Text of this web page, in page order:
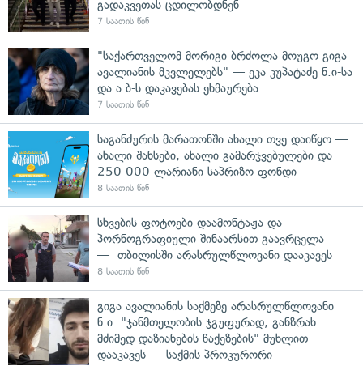
გადაკვეთას ცდილობდნენ
7 საათის წინ
"საქართველომ მორიგი ბრძოლა მოუგო გიგა
ავალიანის მკვლელებს" — ეკა კუპატაძე ნ.ი-სა
და ა.ბ-ს დაკავებას ეხმაურება
7 საათის წინ
საგანძურის მარათონში ახალი თვე დაიწყო —
ახალი შანსები, ახალი გამარჯვებულები და
250 000-ლარიანი საპრიზო ფონდი
8 საათის წინ
სხვების ფოტოები დაამონტაჟა და
პორნოგრაფიული შინაარსით გაავრცელა
— თბილისში არასრულწლოვანი დააკავეს
8 საათის წინ
გიგა ავალიანის საქმეზე არასრულწლოვანი
ნ.ი. "ჯანმთელობის ჯგუფურად, განზრახ
მძიმედ დაზიანების წაქეზების" მუხლით
დააკავეს — საქმის პროკურორი